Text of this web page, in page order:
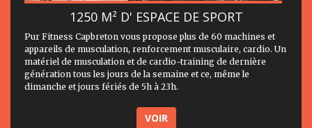
1250 M² D' ESPACE DE SPORT
Pur Fitness Capbreton vous propose plus de 60 machines et
appareils de musculation, renforcement musculaire, cardio. Un
matériel de musculation et de cardio-training de dernière
génération tous les jours de la semaine et ce, même le
dimanche et jours fériés de 5h à 23h.
VOIR